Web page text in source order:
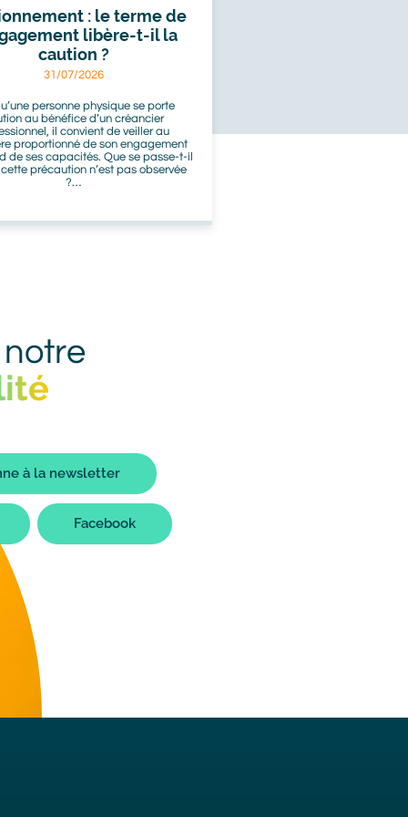
: le terme de
libère-t-il la
caution ?
31/07/2026
personne physique se porte
au bénéfice d’un créancier
il convient de veiller au
proportionné de son engagement
de ses capacités. Que se passe-t-il
précaution n’est pas observée
?…
à la newsletter
Facebook